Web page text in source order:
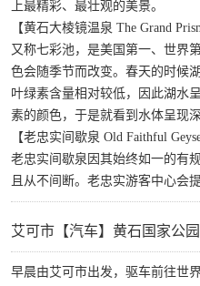
上最精彩、最壮观的美景。
【黄石大棱镜温泉 The Grand
又称七彩池，是美国第一、世界
色会随季节而改变。春天的时候
叶绿素含量相对较低，因此湖水
素的颜色，于是就看到水体呈现
【老忠实间歇泉 Old Faithful
老忠实间歇泉因其始终如一的有
且从不间断。老忠实游客中心会
艾可市【汽车】黄石国家公
早晨由艾可市出发，驱车前往世